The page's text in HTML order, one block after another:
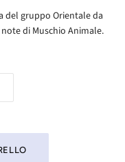
del gruppo Orientale da
di Muschio Animale.